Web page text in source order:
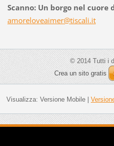
Scanno: Un borgo nel cuore
amoreloveaimer@tiscali.it
© 2014 Tutti i
Crea un sito gratis
Visualizza: Versione Mobile|